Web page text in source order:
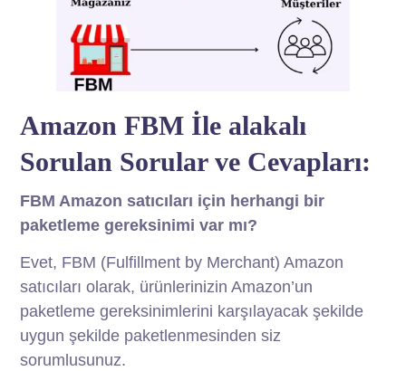
Amazon FBM İle alakalı
Sorulan Sorular ve Cevapları:
FBM Amazon satıcıları için herhangi bir
paketleme gereksinimi var mı?
Evet, FBM (Fulfillment by Merchant) Amazon
satıcıları olarak, ürünlerinizin Amazon’un
paketleme gereksinimlerini karşılayacak şekilde
uygun şekilde paketlenmesinden siz
sorumlusunuz.